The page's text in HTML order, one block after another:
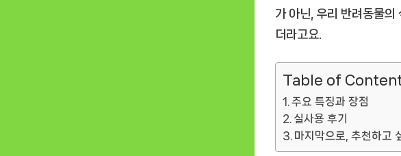
가 아닌, 우리 반려동물의
더라고요.
Table of
주요 특징과 장점
실사용 후기
마지막으로, 추천하고